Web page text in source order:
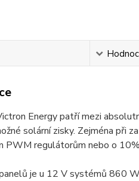
Energy patří mezi
solární zisky. Zejména při
PWM regulátorům nebo o
je u 12 V systémů